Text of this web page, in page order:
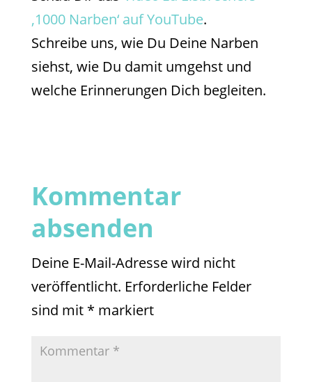
‚1000 Narben‘ auf YouTube.
Schreibe uns, wie Du Deine Narben
siehst, wie Du damit umgehst und
welche Erinnerungen Dich begleiten.
Kommentar
absenden
Deine E-Mail-Adresse wird nicht
veröffentlicht. Erforderliche Felder
sind mit * markiert